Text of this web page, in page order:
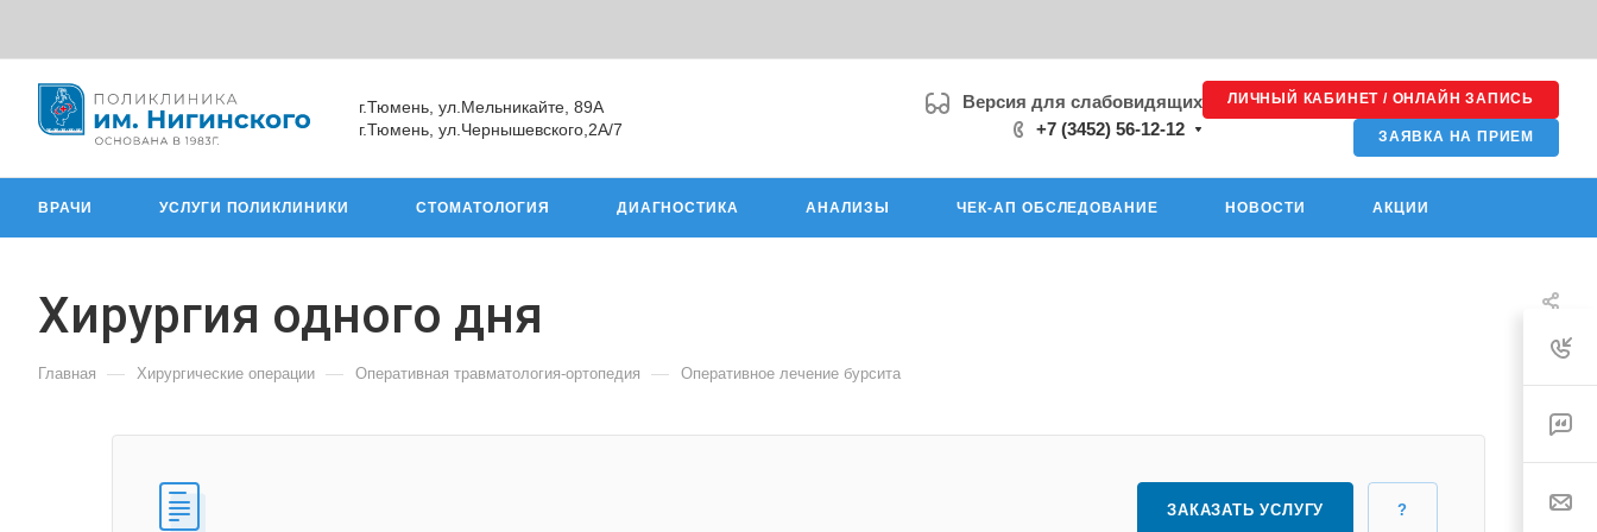
г.Тюмень, ул.Мельникайте, 89А
г.Тюмень, ул.Чернышевского,2А/7
Версия для слабовидящих
+7 (3452) 56-12-12
ЛИЧНЫЙ КАБИНЕТ / ОНЛАЙН ЗАПИСЬ
ЗАЯВКА НА ПРИЕМ
ВРАЧИ УСЛУГИ ПОЛИКЛИНИКИ СТОМАТОЛОГИЯ ДИАГНОСТИКА АНАЛИЗЫ ЧЕК-АП ОБСЛЕДОВАНИЕ НОВОСТИ АКЦИИ
Хирургия одного дня
Главная — Хирургические операции — Оперативная травматология-ортопедия — Оперативное лечение бурсита
ЗАКАЗАТЬ УСЛУГУ ?